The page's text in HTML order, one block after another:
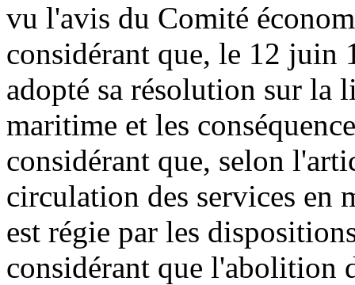
vu l'avis du Comité
considérant que, le 12 juin
adopté sa résolution sur la
maritime et les
considérant que, selon
circulation des services en
est régie par les
considérant que l'abolition